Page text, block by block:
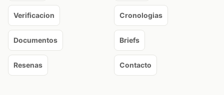
Verificacion Cronologias
Documentos Briefs
Resenas Contacto